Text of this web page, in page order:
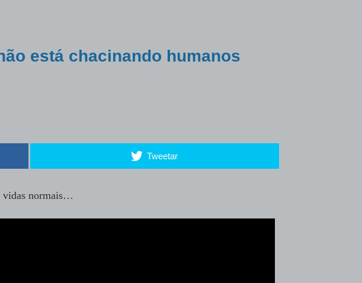
está chacinando humanos
Tweetar
vidas normais…